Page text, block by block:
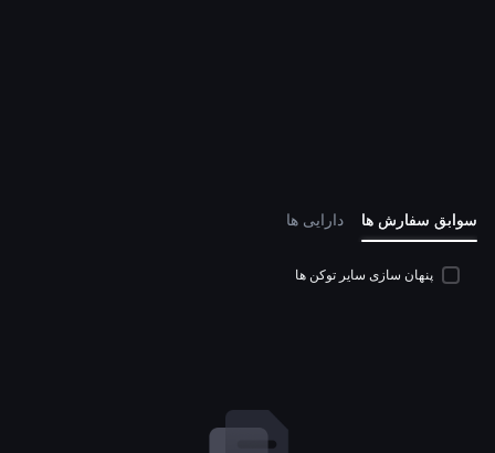
سوابق سفارش‌ ها دارایی‌ ها
پنهان‌ سازی سایر توکن‌ ها